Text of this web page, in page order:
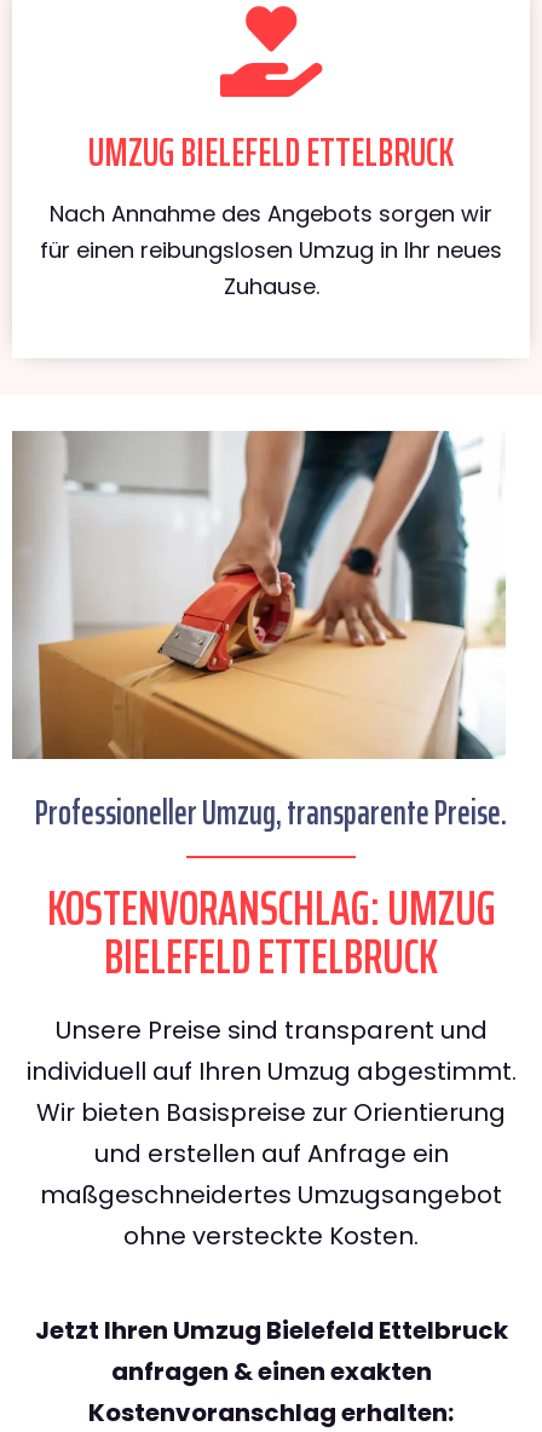
UMZUG BIELEFELD ETTELBRUCK
Nach Annahme des Angebots sorgen wir
für einen reibungslosen Umzug in Ihr neues
Zuhause.
Professioneller Umzug, transparente Preise.
KOSTENVORANSCHLAG: UMZUG
BIELEFELD ETTELBRUCK
Unsere Preise sind transparent und
individuell auf Ihren Umzug abgestimmt.
Wir bieten Basispreise zur Orientierung
und erstellen auf Anfrage ein
maßgeschneidertes Umzugsangebot
ohne versteckte Kosten.
Jetzt Ihren Umzug Bielefeld Ettelbruck
anfragen & einen exakten
Kostenvoranschlag erhalten: